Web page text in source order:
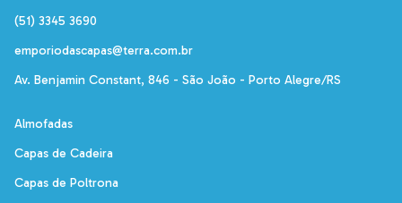
(51) 3345 3690
emporiodascapas@terra.com.br
Av. Benjamin Constant, 846 - São João - Porto Alegre/RS
Almofadas
Capas de Cadeira
Capas de Poltrona